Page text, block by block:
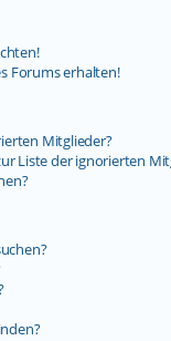
Forums erhalten!
Mitglieder?
Liste der ignorierten